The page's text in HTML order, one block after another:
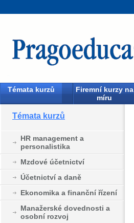
Témata kurzů
Firemní kurzy na
míru
Témata kurzů
HR management a
personalistika
Mzdové účetnictví
Účetnictví a daně
Ekonomika a finanční řízení
Manažerské dovednosti a
osobní rozvoj